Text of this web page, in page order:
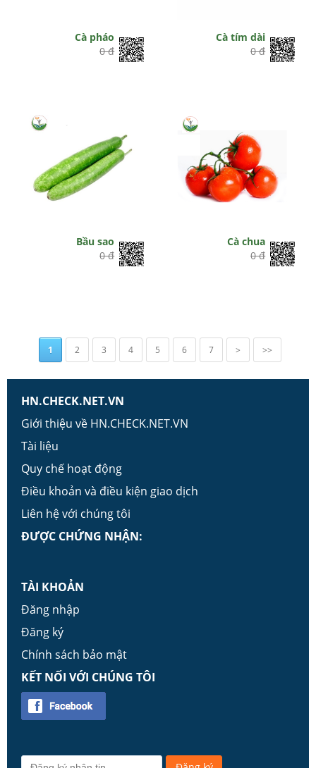
Cà pháo
0 đ
Cà tím dài
0 đ
Bầu sao
0 đ
Cà chua
0 đ
1 2 3 4 5 6 7 > >>
HN.CHECK.NET.VN
Giới thiệu về HN.CHECK.NET.VN
Tài liệu
Quy chế hoạt động
Điều khoản và điều kiện giao dịch
Liên hệ với chúng tôi
ĐƯỢC CHỨNG NHẬN:
TÀI KHOẢN
Đăng nhập
Đăng ký
Chính sách bảo mật
KẾT NỐI VỚI CHÚNG TÔI